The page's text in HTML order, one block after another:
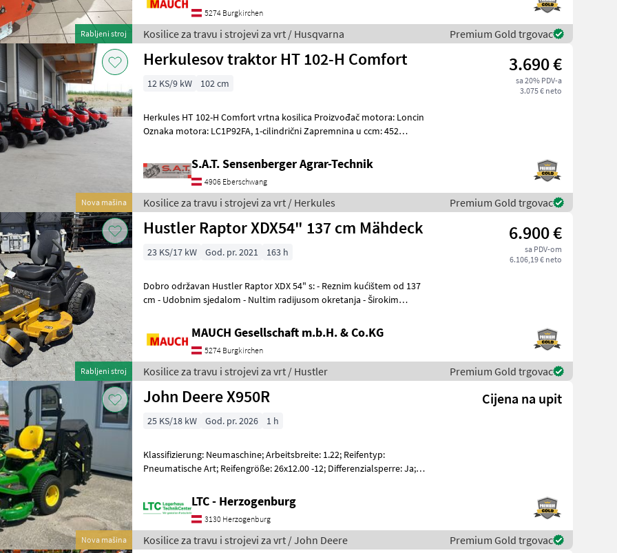
Rabljeni stroj
5274 Burgkirchen
Kosilice za travu i strojevi za vrt / Husqvarna Premium Gold trgovac
Nova mašina
Herkulesov traktor HT 102-H Comfort 3.690 €
sa 20% PDV-a
3.075 € neto
12 KS/9 kW 102 cm
Herkules HT 102-H Comfort vrtna kosilica Proizvođač motora: Loncin
Oznaka motora: LC1P92FA, 1-cilindrični Zapremnina u ccm: 452
S.A.T. Sensenberger Agrar-Technik
4906 Eberschwang
Kosilice za travu i strojevi za vrt / Herkules Premium Gold trgovac
Rabljeni stroj
Hustler Raptor XDX54" 137 cm Mähdeck 6.900 €
sa PDV-om
6.106,19 € neto
23 KS/17 kW God. pr. 2021 163 h
Dobro održavan Hustler Raptor XDX 54" s: - Reznim kućištem od 137
cm - Udobnim sjedalom - Nultim radijusom okretanja - Širokim
MAUCH Gesellschaft m.b.H. & Co.KG
5274 Burgkirchen
Kosilice za travu i strojevi za vrt / Hustler Premium Gold trgovac
Nova mašina
John Deere X950R Cijena na upit
25 KS/18 kW God. pr. 2026 1 h
Klassifizierung: Neumaschine; Arbeitsbreite: 1.22; Reifentyp:
Pneumatische Art; Reifengröße: 26x12.00 -12; Differenzialsperre: Ja;
LTC - Herzogenburg
3130 Herzogenburg
Kosilice za travu i strojevi za vrt / John Deere Premium Gold trgovac